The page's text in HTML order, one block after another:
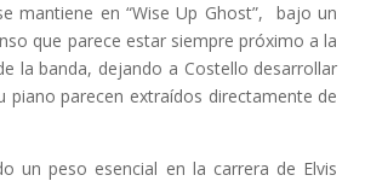
mantiene en “Wise Up Ghost”, bajo un
que parece estar siempre próximo a la
la banda, dejando a Costello desarrollar
piano parecen extraídos directamente de
un peso esencial en la carrera de Elvis